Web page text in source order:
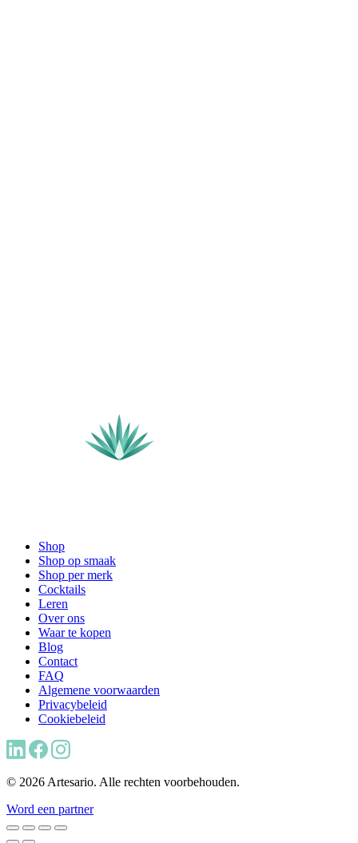
Shop
Shop op smaak
Shop per merk
Cocktails
Leren
Over ons
Waar te kopen
Blog
Contact
FAQ
Algemene voorwaarden
Privacybeleid
Cookiebeleid
© 2026 Artesario. Alle rechten voorbehouden.
Word een partner